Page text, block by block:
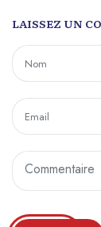
LAISSEZ UN